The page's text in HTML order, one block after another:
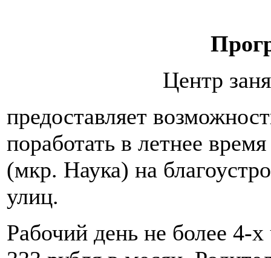
Центр
предоставляет
поработать в летнее
(мкр. Наука) на
улиц.
Рабочий день не более 4-